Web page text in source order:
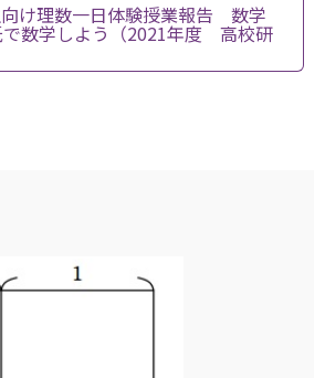
け理数一日体験授業報告 数学
数学しよう（2021年度 高校研